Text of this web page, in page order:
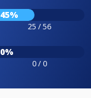
45%
25 / 56
0%
0 / 0